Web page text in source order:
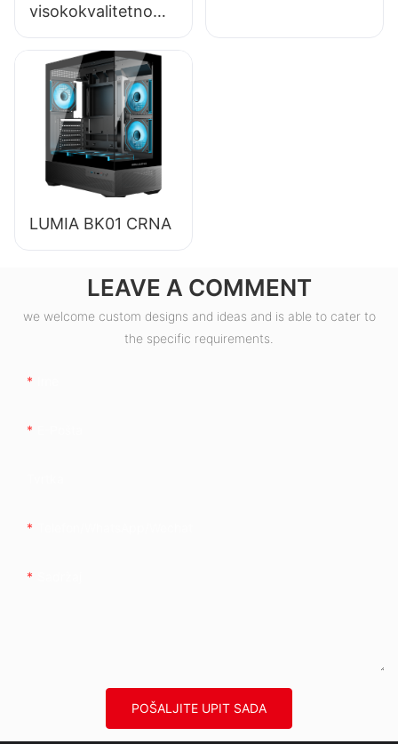
visokokvalitetno
napajanje za stolna
računala s
učinkovitošću od
85%, 80+
brončano
LUMIA BK01 CRNA
LEAVE A COMMENT
we welcome custom designs and ideas and is able to cater to
the specific requirements.
POŠALJITE UPIT SADA